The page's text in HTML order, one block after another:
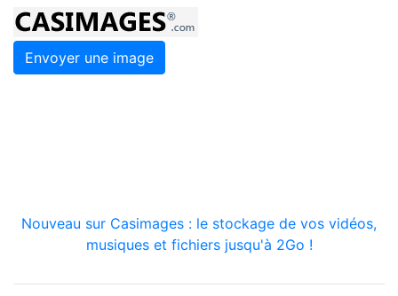
Envoyer une image
Nouveau sur Casimages : le stockage de vos vidéos,
musiques et fichiers jusqu'à 2Go !